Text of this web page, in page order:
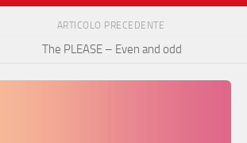
ARTICOLO PRECEDENTE
The PLEASE – Even and odd